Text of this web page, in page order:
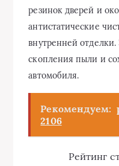
резинок дверей и
антистатические
внутренней
скопления пыли и
автомобиля.
Рекомендуем:
2106
Рейтинг